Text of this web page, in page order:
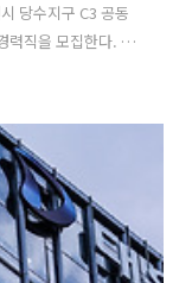
당수지구 C3 공동
력직을 모집한다. 이
장 경험자를 우대
프로젝트를 수행
중인 지역으로, 공
험을 축적할 수 있
문: 건축시공(주택
이상우대사항:과장